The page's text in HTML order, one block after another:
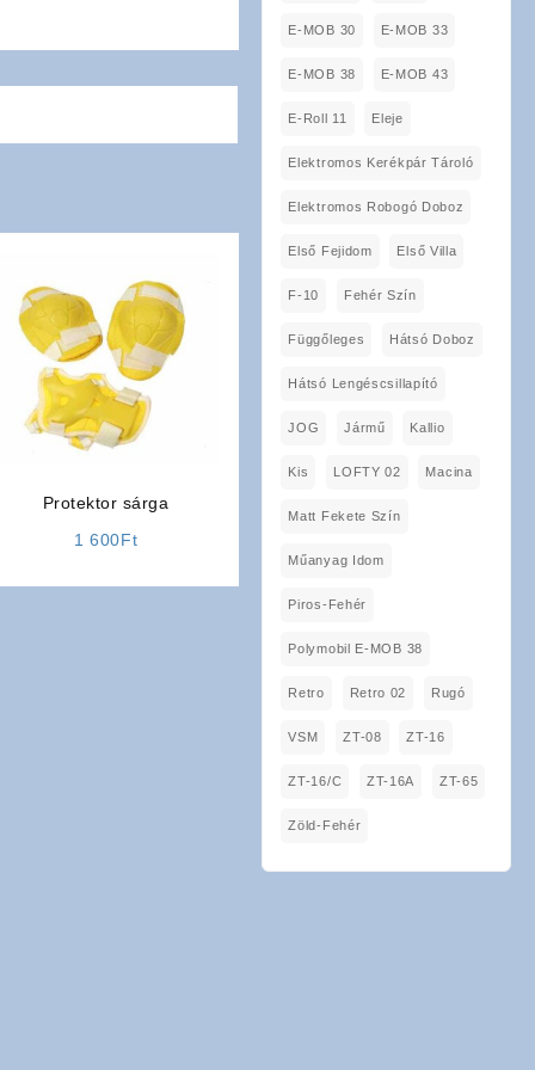
Protektor sárga
1 600Ft
E-MOB 30 E-MOB 33
E-MOB 38 E-MOB 43
E-Roll 11 Eleje
Elektromos Kerékpár Tároló
Elektromos Robogó Doboz
Első Fejidom Első Villa
F-10 Fehér Szín
Függőleges Hátsó Doboz
Hátsó Lengéscsillapító
JOG Jármű Kallio
Kis LOFTY 02 Macina
Matt Fekete Szín
Műanyag Idom
Piros-Fehér
Polymobil E-MOB 38
Retro Retro 02 Rugó
VSM ZT-08 ZT-16
ZT-16/C ZT-16A ZT-65
Zöld-Fehér